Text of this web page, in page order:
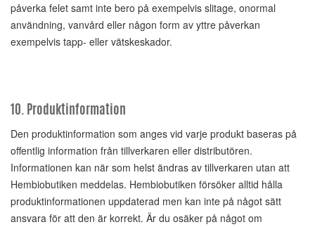
påverka felet samt inte bero på exempelvis slitage, onormal
användning, vanvård eller någon form av yttre påverkan
exempelvis tapp- eller vätskeskador.
10. Produktinformation
Den produktinformation som anges vid varje produkt baseras på
offentlig information från tillverkaren eller distributören.
Informationen kan när som helst ändras av tillverkaren utan att
Hembiobutiken meddelas. Hembiobutiken försöker alltid hålla
produktinformationen uppdaterad men kan inte på något sätt
ansvara för att den är korrekt. Är du osäker på något om